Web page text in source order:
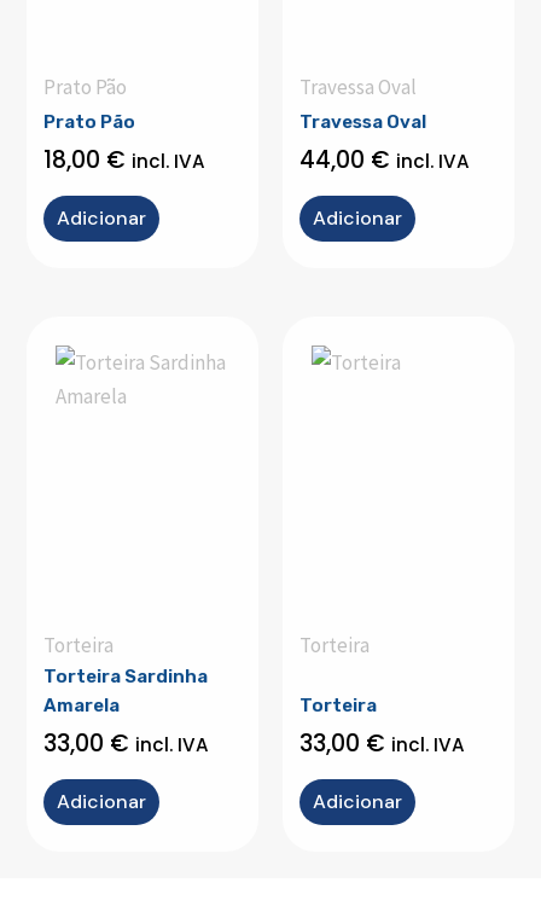
Prato Pão
Prato Pão
18,00 € incl. IVA
Adicionar
Travessa Oval
Travessa Oval
44,00 € incl. IVA
Adicionar
Torteira
Torteira Sardinha
Amarela
33,00 € incl. IVA
Adicionar
Torteira
Torteira
33,00 € incl. IVA
Adicionar